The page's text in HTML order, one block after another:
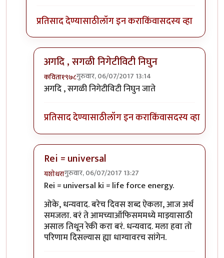
प्रतिसाद देण्यासाठीलॉग इन कराकिंवासदस्य व्हा
अगदि , सगळी निगेटीविटी निघुन
कविता१९७८गुरुवार, 06/07/2017 13:14
In reply toRei = universalbyशानबा५१२
अगदि , सगळी निगेटीविटी निघुन जाते
प्रतिसाद देण्यासाठीलॉग इन कराकिंवासदस्य व्हा
Rei = universal
यशोधरागुरुवार, 06/07/2017 13:27
In reply toRei = universalbyशानबा५१२
Rei = universal ki = life force energy.
ओके, धन्यवाद. बरेच दिवस शब्द ऐकला, आज अर्थ
समजला. बरं ते आमच्याऑफिसममध्ये माझ्यासाठी
असाल तिथून रेकी करा बरं. धन्यवाद. मला हवा तो
परिणाम दिसल्यास ह्या धाग्यावरच सांगेन.